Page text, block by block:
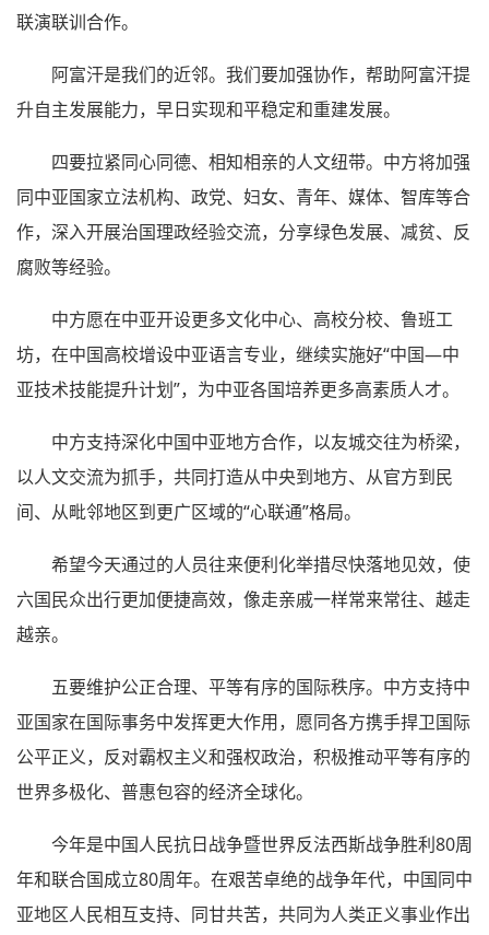
联演联训合作。
阿富汗是我们的近邻。我们要加强协作，帮助阿富汗提
升自主发展能力，早日实现和平稳定和重建发展。
四要拉紧同心同德、相知相亲的人文纽带。中方将加强
同中亚国家立法机构、政党、妇女、青年、媒体、智库等合
作，深入开展治国理政经验交流，分享绿色发展、减贫、反
腐败等经验。
中方愿在中亚开设更多文化中心、高校分校、鲁班工
坊，在中国高校增设中亚语言专业，继续实施好“中国—中
亚技术技能提升计划”，为中亚各国培养更多高素质人才。
中方支持深化中国中亚地方合作，以友城交往为桥梁，
以人文交流为抓手，共同打造从中央到地方、从官方到民
间、从毗邻地区到更广区域的“心联通”格局。
希望今天通过的人员往来便利化举措尽快落地见效，使
六国民众出行更加便捷高效，像走亲戚一样常来常往、越走
越亲。
五要维护公正合理、平等有序的国际秩序。中方支持中
亚国家在国际事务中发挥更大作用，愿同各方携手捍卫国际
公平正义，反对霸权主义和强权政治，积极推动平等有序的
世界多极化、普惠包容的经济全球化。
今年是中国人民抗日战争暨世界反法西斯战争胜利80周
年和联合国成立80周年。在艰苦卓绝的战争年代，中国同中
亚地区人民相互支持、同甘共苦，共同为人类正义事业作出